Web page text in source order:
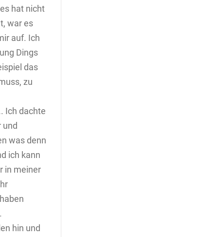
hat nicht
war es
auf. Ich
Dings
das
zu
Ich dachte
und
was denn
ich kann
in meiner
hin und